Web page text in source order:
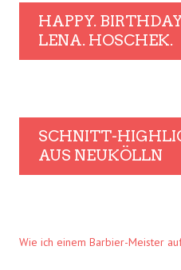
HAPPY.
LENA. HOSCHEK.
SCHNITT-
AUS NEUKÖLLN
Wie ich einem Barbier-Meister